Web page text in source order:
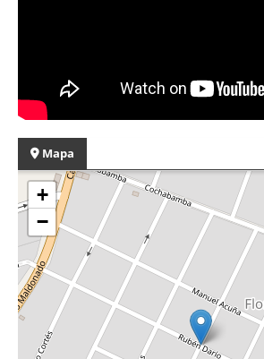
Mapa
+
−